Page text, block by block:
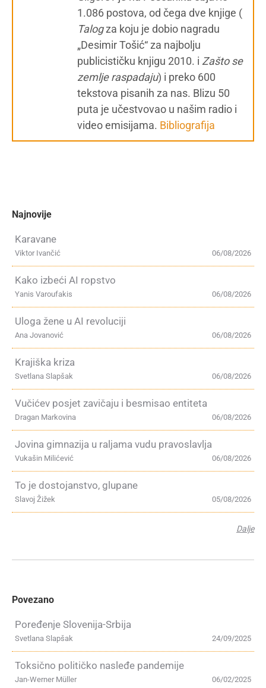
1.086 postova, od čega dve knjige (
Talogza koju je dobio nagradu
„Desimir Tošić“ za najbolju
publicističku knjigu 2010. i Zašto se
zemlje raspadaju) i preko 600
tekstova pisanih za nas. Blizu 50
puta je učestvovao u našim radio i
video emisijama. Bibliografija
Najnovije
Karavane
06/08/2026
Viktor Ivančić
Kako izbeći AI ropstvo
06/08/2026
Yanis Varoufakis
Uloga žene u AI revoluciji
06/08/2026
Ana Jovanović
Krajiška kriza
06/08/2026
Svetlana Slapšak
Vučićev posjet zavičaju i besmisao entiteta
06/08/2026
Dragan Markovina
Jovina gimnazija u raljama vudu pravoslavlja
06/08/2026
Vukašin Milićević
To je dostojanstvo, glupane
05/08/2026
Slavoj Žižek
Dalje
Povezano
Poređenje Slovenija-Srbija
24/09/2025
Svetlana Slapšak
Toksično političko nasleđe pandemije
06/02/2025
Jan-Werner Müller